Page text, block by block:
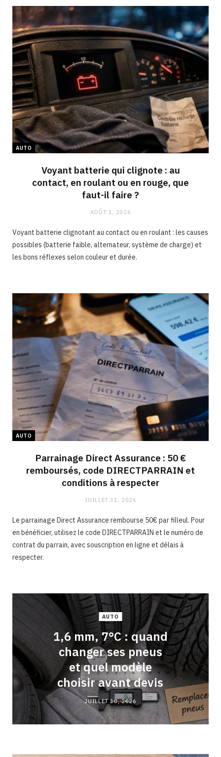
AUTO
Voyant batterie qui clignote : au
contact, en roulant ou en rouge, que
faut-il faire ?
AOÛT 1, 2026
Voyant batterie clignotant au contact ou en roulant : les causes
possibles (batterie faible, alternateur, système de charge) et
les bons réflexes selon couleur et durée.
AUTO
Parrainage Direct Assurance : 50 €
remboursés, code DIRECTPARRAIN et
conditions à respecter
JUILLET 31, 2026
Le parrainage Direct Assurance rembourse 50€ par filleul. Pour
en bénéficier, utilisez le code DIRECTPARRAIN et le numéro de
contrat du parrain, avec souscription en ligne et délais à
respecter.
AUTO
1,6 mm, 7°C : quand
changer ses pneus
et quel modèle
choisir avant devis
JUILLET 30, 2026